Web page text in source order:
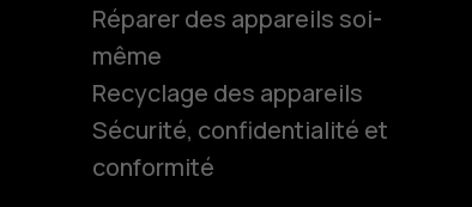
Smartphones
Réparer des appareils soi-
même
Recyclage des appareils
Sécurité, confidentialité et
conformité